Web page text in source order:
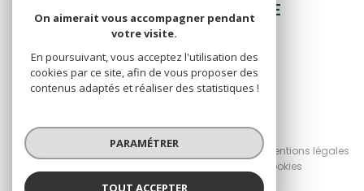
ESPACE PROPRIÉTAIRE
SE CONNECTER
© 2026 | Tous droits réservés
Nos honoraires
Nos partenaires
Mentions légales
Cookies
On aimerait vous accompagner pendant
votre visite.
En poursuivant, vous acceptez l'utilisation des
cookies par ce site, afin de vous proposer des
contenus adaptés et réaliser des statistiques !
PARAMÉTRER
TOUT ACCEPTER